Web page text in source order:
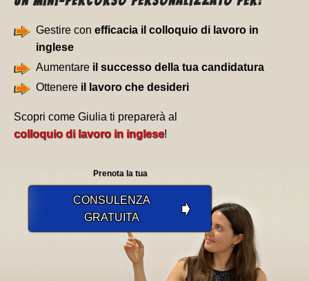
Gestire con efficacia il colloquio di lavoro in
inglese
Aumentare il successo della tua candidatura
Ottenere il lavoro che desideri
Scopri come Giulia ti preparerà al
colloquio di lavoro in inglese!
Prenota la tua
CONSULENZA
GRATUITA
➧